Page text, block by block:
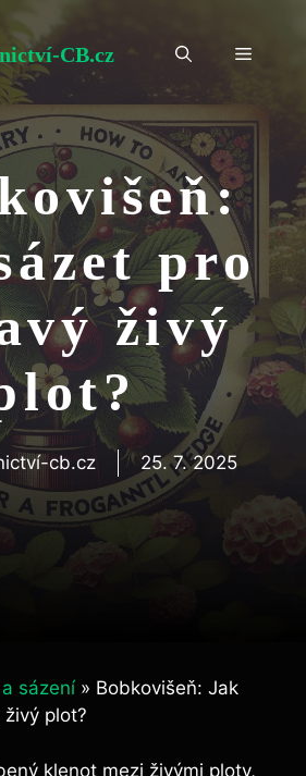
CB.cz Menu
pro
živý
cb.cz 25. 7. 2025
sázení » Bobkovišeň: Jak
plot?
klenot mezi živými ploty,